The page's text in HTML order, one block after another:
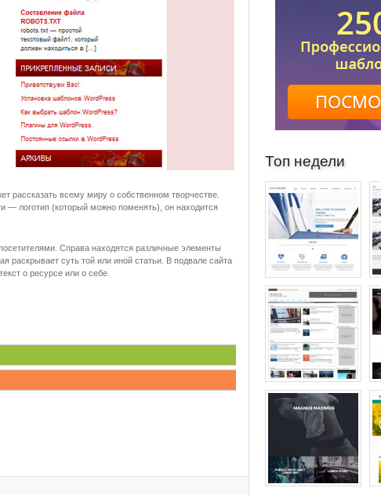
рассказать всему миру о собственном творчестве.
логотип (который можно поменять), он находится
Справа находятся различные элементы
раскрывает суть той или иной статьи. В подвале сайта
о ресурсе или о себе.
Топ недели